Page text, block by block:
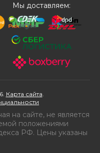
Мы доставляем:
Карта сайта
на сайте, не является
положениями
РФ. Цены указаны